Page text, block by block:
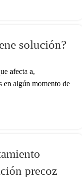
solución?
afecta a,
en algún momento de
precoz